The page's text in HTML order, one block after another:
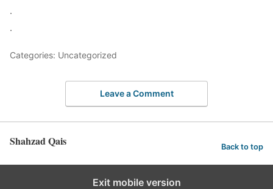
.
.
Categories: Uncategorized
Leave a Comment
Shahzad Qais Back to top
Exit mobile version